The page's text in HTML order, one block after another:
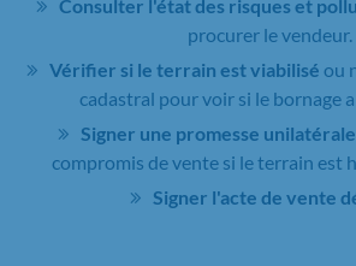
Consulter l'état des risques et
procurer le vendeur.
Vérifier si le terrain est viabilisé ou
cadastral pour voir si le bornage
Signer une promesse
compromis de vente si le terrain est
Signer l'acte de vente